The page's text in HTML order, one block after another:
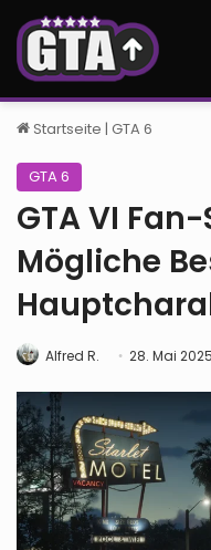
Startseite | GTA 6
GTA 6
GTA VI
Mögliche
Alfred R. 28. Mai 2025